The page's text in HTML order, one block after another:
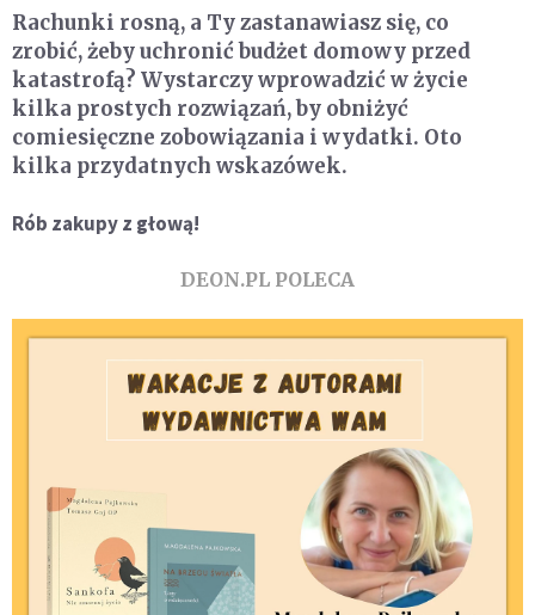
Rachunki rosną, a Ty zastanawiasz się, co
zrobić, żeby uchronić budżet domowy przed
katastrofą? Wystarczy wprowadzić w życie
kilka prostych rozwiązań, by obniżyć
comiesięczne zobowiązania i wydatki. Oto
kilka przydatnych wskazówek.
Rób zakupy z głową!
DEON.PL POLECA